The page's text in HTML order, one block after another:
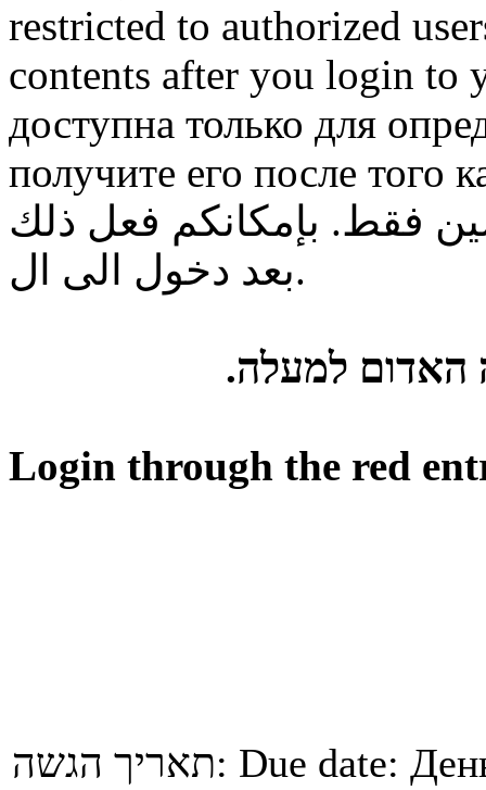
restricted to authorized
contents after you login to
доступна только для
получите его после того
فقط. بإمكانكم فعل ذلك
بعد دخول الى ال.
האדום למעלה.
Login through the red
תאריך הגשה: Due date: